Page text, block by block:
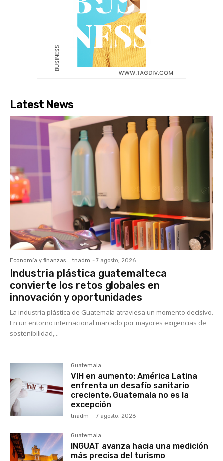
Latest News
Economía y finanzas tnadm - 7 agosto, 2026
Industria plástica guatemalteca
convierte los retos globales en
innovación y oportunidades
La industria plástica de Guatemala atraviesa un momento decisivo.
En un entorno internacional marcado por mayores exigencias de
sostenibilidad,...
Guatemala
VIH en aumento: América Latina
enfrenta un desafío sanitario
creciente, Guatemala no es la
excepción
tnadm - 7 agosto, 2026
Guatemala
INGUAT avanza hacia una medición
más precisa del turismo